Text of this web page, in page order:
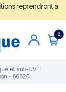
reprendront à
0
et anti-UV
- 60620